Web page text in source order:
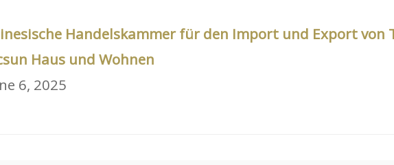
Handelskammer für den Import und Export von
Haus und Wohnen
6, 2025